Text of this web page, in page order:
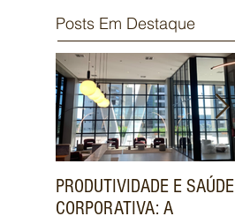
Posts Em Destaque
PRODUTIVIDADE E SAÚDE
CORPORATIVA: A